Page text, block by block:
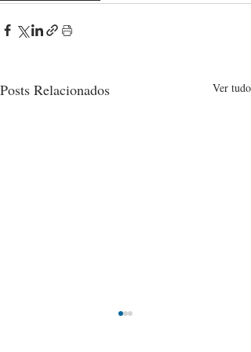
Posts Relacionados Ver tudo